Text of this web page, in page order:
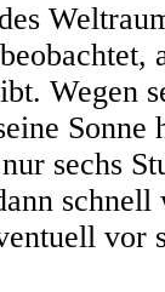
Wegen
Sonne
sechs
vor